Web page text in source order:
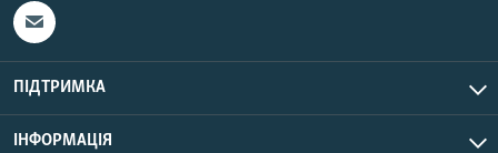
ПІДТРИМКА
ІНФОРМАЦІЯ